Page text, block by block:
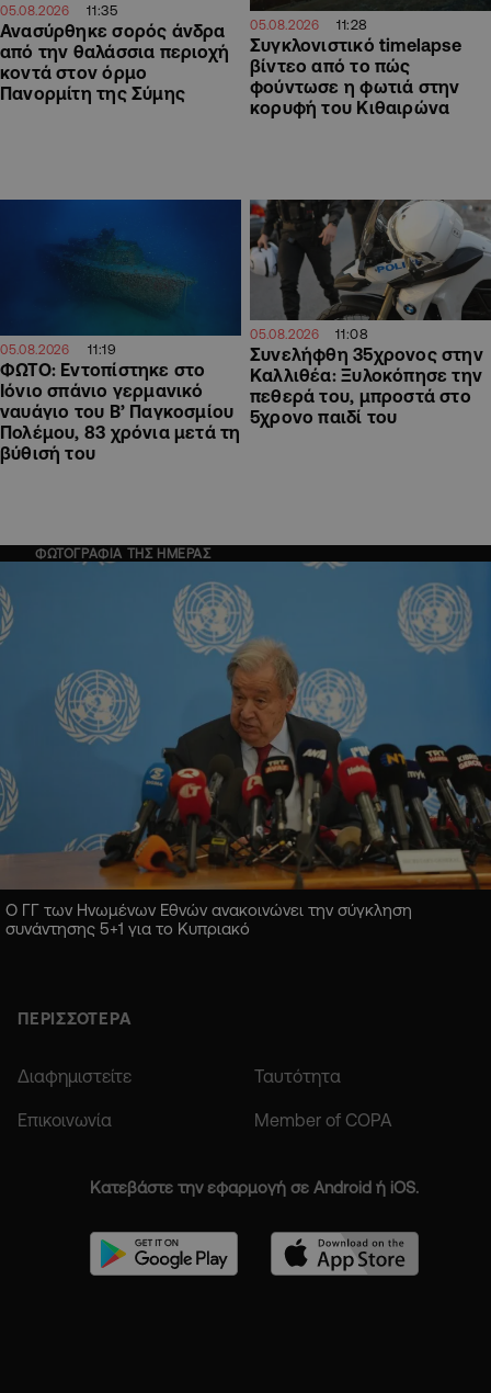
05.08.2026 11:35
Ανασύρθηκε σορός άνδρα
από την θαλάσσια περιοχή
κοντά στον όρμο
Πανορμίτη της Σύμης
05.08.2026 11:28
Συγκλονιστικό timelapse
βίντεο από το πώς
φούντωσε η φωτιά στην
κορυφή του Κιθαιρώνα
05.08.2026 11:19
ΦΩΤΟ: Εντοπίστηκε στο
Ιόνιο σπάνιο γερμανικό
ναυάγιο του Β’ Παγκοσμίου
Πολέμου, 83 χρόνια μετά τη
βύθισή του
05.08.2026 11:08
Συνελήφθη 35χρονος στην
Καλλιθέα: Ξυλοκόπησε την
πεθερά του, μπροστά στο
5χρονο παιδί του
ΦΩΤΟΓΡΑΦΙΑ ΤΗΣ ΗΜΕΡΑΣ
Ο ΓΓ των Ηνωμένων Εθνών ανακοινώνει την σύγκληση
συνάντησης 5+1 για το Κυπριακό
ΠΕΡΙΣΣΟΤΕΡΑ
Διαφημιστείτε Ταυτότητα
Επικοινωνία Member of COPA
Κατεβάστε την εφαρμογή σε Android ή iOS.